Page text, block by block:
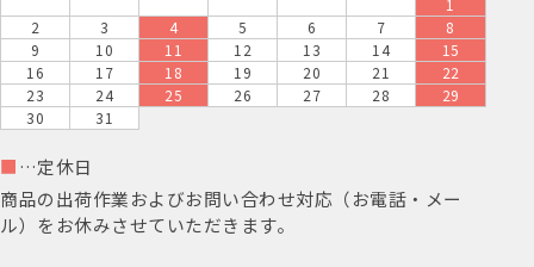
1
2
3 4 5 6 7
8
9
10 11 12 13 14
15
16
17 18 19 20 21
22
23
24 25 26 27 28
29
30
31
■ …定休日
商品の出荷作業およびお問い合わせ対応（お電話・メー
ル）をお休みさせていただきます。